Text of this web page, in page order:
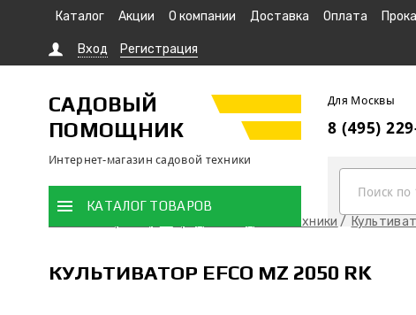
Каталог Акции О компании Доставка Оплата
Вход Регистрация
САДОВЫЙ
ПОМОЩНИК
Интернет-магазин садовой техники
Для Москвы
8 (495)
КАТАЛОГ ТОВАРОВ
Продажа садовой техники
КУЛЬТИВАТОР EFCO МZ 2050 RK